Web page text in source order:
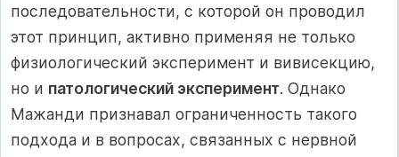
последовательности, с которой он проводил
этот принцип, активно применяя не только
физиологический эксперимент и вивисекцию,
но и патологический эксперимент. Однако
Мажанди признавал ограниченность такого
подхода и в вопросах, связанных с нервной